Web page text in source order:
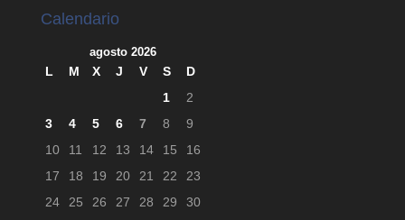
Calendario
agosto 2026
L M X J V S
D
1
2
3
4 5 6 7 8
9
10
11 12 13 14 15
16
17
18 19 20 21 22
23
24
25 26 27 28 29
30